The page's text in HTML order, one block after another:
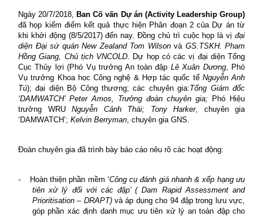
Ngày 20/7/2018, Ban Cố vấn Dự án (Activity Leadership Group)
đã họp kiểm điểm kết quả thực hiện Phân đoạn 2 của Dự án từ
khi khởi động (8/5/2017) đến nay. Đồng chủ trì cuộc họp là vị đại
diện Đại sứ quán New Zealand Tom Wilsonvà GS.TSKH. Pham
Hồng Giang, Chủ tịch VNCOLD. Dự họp có các vị đại diện Tổng
Cục Thủy lợi (Phó Vụ trưởng An toàn đập Lê Xuân Dương, Phó
Vụ trưởng Khoa học Công nghệ & Hợp tác quốc tế Nguyễn Anh
Tú); đại diện Bộ Công thương; các chuyên gia:Tổng Giám đốc
‘DAMWATCH’ Peter Amos, Trưởng đoàn chuyên gia; Phó Hiệu
trưởng WRU Nguyễn Cảnh Thái; Tony Harker, chuyên gia
‘DAMWATCH’; Kelvin Berryman, chuyên gia GNS.
Đoàn chuyên gia đã trình bày báo cáo nêu rõ các hoạt động:
- Hoàn thiện phần mềm ‘Công cụ đánh giá nhanh & xếp hạng ưu
tiên xử lý đối với các đập’ ( Dam Rapid Assessment and
Prioritisation – DRAPT)và áp dụng cho 94 đập trong lưu vực,
góp phần xác định danh mục ưu tiên xử lý an toàn đập cho